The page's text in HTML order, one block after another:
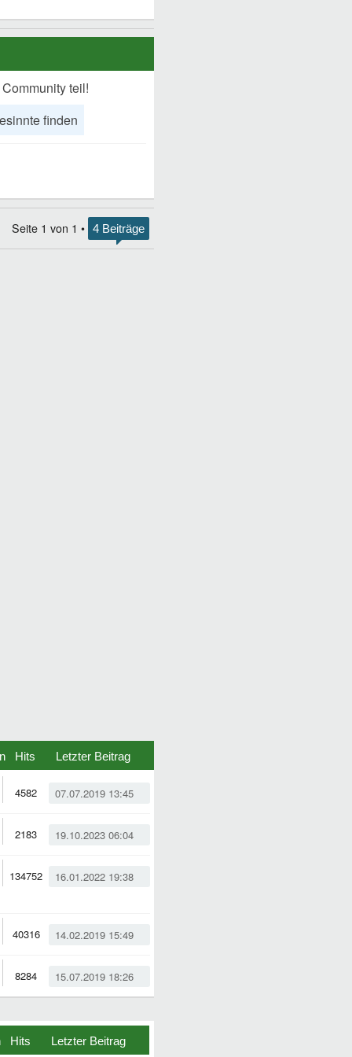
teil!
finden
Seite 1 von 1 • 4 Beiträge
Hits Letzter Beitrag
07.07.2019 13:45
4582
19.10.2023 06:04
2183
16.01.2022 19:38
134752
14.02.2019 15:49
40316
15.07.2019 18:26
8284
Hits Letzter Beitrag